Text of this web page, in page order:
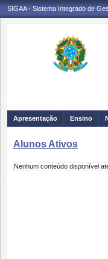
SIGAA - Sistema Integrado de
Apresentação Ensino
Alunos Ativos
Nenhum conteúdo disponível